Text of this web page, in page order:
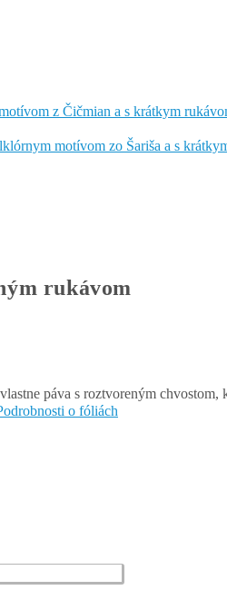
rukávom
páva s roztvoreným
o fóliách